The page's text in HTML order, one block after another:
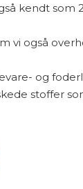
kendt som
vi også
og
stoffer